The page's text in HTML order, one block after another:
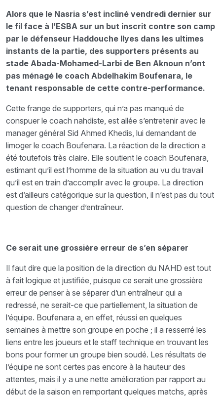
Alors que le Nasria s’est incliné vendredi dernier sur
le fil face à l’ESBA sur un but inscrit contre son camp
par le défenseur Haddouche Ilyes dans les ultimes
instants de la partie, des supporters présents au
stade Abada-Mohamed-Larbi de Ben Aknoun n’ont
pas ménagé le coach Abdelhakim Boufenara, le
tenant responsable de cette contre-performance.
Cette frange de supporters, qui n’a pas manqué de
conspuer le coach nahdiste, est allée s’entretenir avec le
manager général Sid Ahmed Khedis, lui demandant de
limoger le coach Boufenara. La réaction de la direction a
été toutefois très claire. Elle soutient le coach Boufenara,
estimant qu’il est l’homme de la situation au vu du travail
qu’il est en train d’accomplir avec le groupe. La direction
est d’ailleurs catégorique sur la question, il n’est pas du tout
question de changer d’entraîneur.
Ce serait une grossière erreur de s’en séparer
Il faut dire que la position de la direction du NAHD est tout
à fait logique et justifiée, puisque ce serait une grossière
erreur de penser à se séparer d’un entraîneur qui a
redressé, ne serait-ce que partiellement, la situation de
l’équipe. Boufenara a, en effet, réussi en quelques
semaines à mettre son groupe en poche ; il a resserré les
liens entre les joueurs et le staff technique en trouvant les
bons pour former un groupe bien soudé. Les résultats de
l’équipe ne sont certes pas encore à la hauteur des
attentes, mais il y a une nette amélioration par rapport au
début de la saison en remportant quelques matchs, après